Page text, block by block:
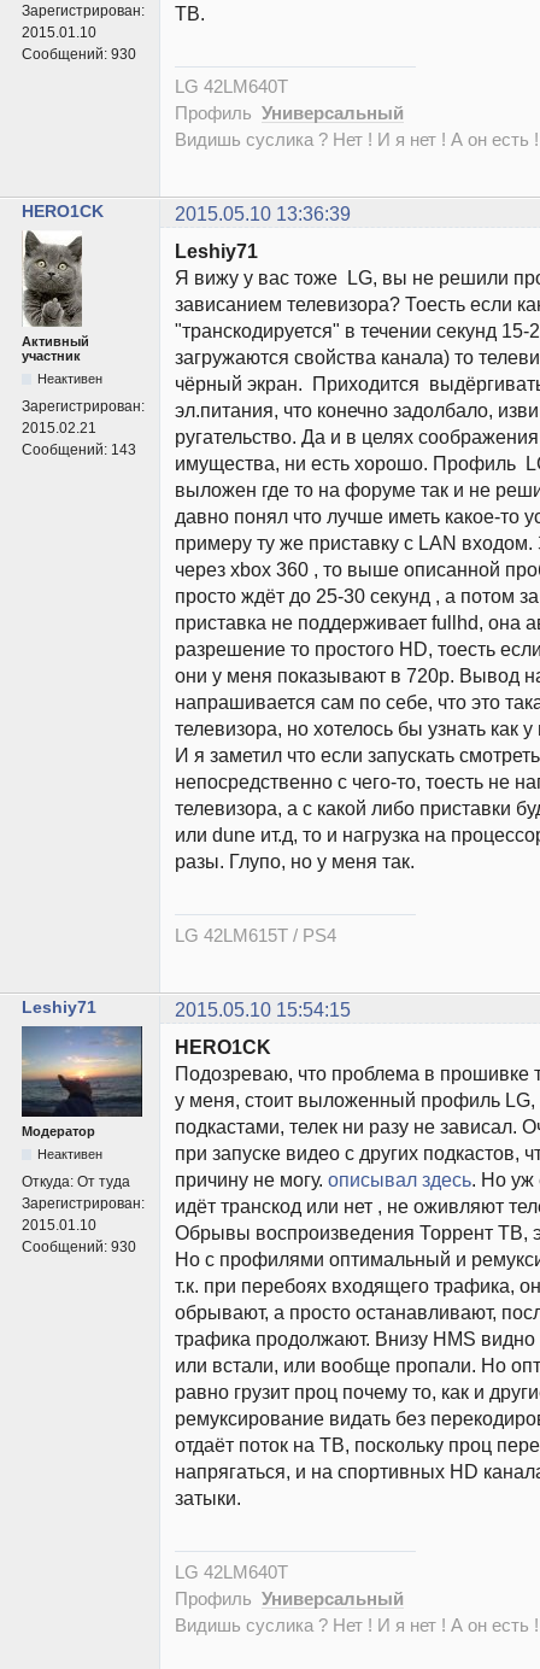
Зарегистрирован:
2015.01.10
Сообщений: 930
ТВ.
LG 42LM640T
Профиль Универсальный
Видишь суслика ? Нет ! И я нет ! А он есть
HERO1CK 2015.05.10 13:36:39
Активный
участник
Неактивен
Зарегистрирован:
2015.02.21
Сообщений: 143
Leshiy71
Я вижу у вас тоже LG, вы не решили
зависанием телевизора? Тоесть если
"транскодируется" в течении секунд
загружаются свойства канала) то
чёрный экран. Приходится
эл.питания, что конечно задолбало,
ругательство. Да и в целях
имущества, ни есть хорошо. Профиль
выложен где то на форуме так и не
давно понял что лучше иметь какое-то
примеру ту же приставку с LAN
через xbox 360 , то выше описанной
просто ждёт до 25-30 секунд , а потом
приставка не поддерживает fullhd, она
разрешение то простого HD, тоесть
они у меня показывают в 720p. Вывод
напрашивается сам по себе, что это
телевизора, но хотелось бы узнать как
И я заметил что если запускать
непосредственно с чего-то, тоесть не
телевизора, а с какой либо приставки
или dune ит.д, то и нагрузка на
разы. Глупо, но у меня так.
LG 42LM615T / PS4
Leshiy71 2015.05.10 15:54:15
Модератор
Неактивен
Откуда: От туда
Зарегистрирован:
2015.01.10
Сообщений: 930
HERO1CK
Подозреваю, что проблема в прошивке
у меня, стоит выложенный профиль LG,
подкастами, телек ни разу не зависал.
при запуске видео с других подкастов,
причину не могу. описывал здесь. Но уж
идёт транскод или нет , не оживляют
Обрывы воспроизведения Торрент ТВ,
Но с профилями оптимальный и
т.к. при перебоях входящего трафика,
обрывают, а просто останавливают,
трафика продолжают. Внизу HMS видно
или встали, или вообще пропали. Но
равно грузит проц почему то, как и
ремуксирование видать без
отдаёт поток на ТВ, поскольку проц
напрягаться, и на спортивных HD
затыки.
LG 42LM640T
Профиль Универсальный
Видишь суслика ? Нет ! И я нет ! А он есть